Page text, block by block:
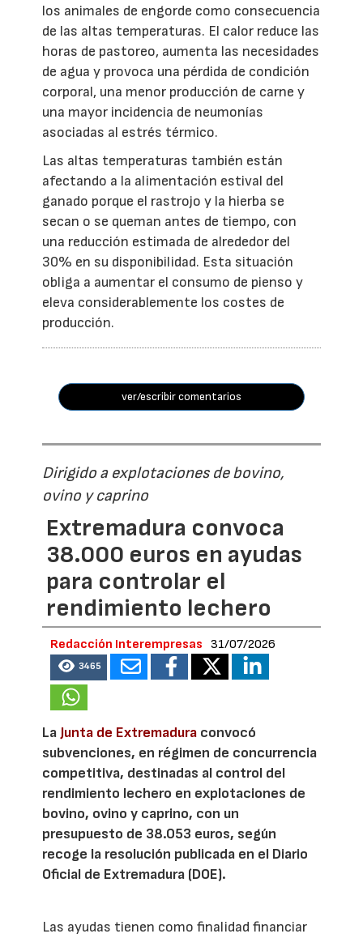
los animales de engorde como consecuencia
de las altas temperaturas. El calor reduce las
horas de pastoreo, aumenta las necesidades
de agua y provoca una pérdida de condición
corporal, una menor producción de carne y
una mayor incidencia de neumonías
asociadas al estrés térmico.
Las altas temperaturas también están
afectando a la alimentación estival del
ganado porque el rastrojo y la hierba se
secan o se queman antes de tiempo, con
una reducción estimada de alrededor del
30% en su disponibilidad. Esta situación
obliga a aumentar el consumo de pienso y
eleva considerablemente los costes de
producción.
ver/escribir comentarios
Dirigido a explotaciones de bovino,
ovino y caprino
Extremadura convoca
38.000 euros en ayudas
para controlar el
rendimiento lechero
Redacción Interempresas 31/07/2026
3465
LaJunta de Extremadura convocó
subvenciones, en régimen de concurrencia
competitiva, destinadas al control del
rendimiento lechero en explotaciones de
bovino, ovino y caprino, con un
presupuesto de 38.053 euros, según
recoge la resolución publicada en el Diario
Oficial de Extremadura (DOE).
Las ayudas tienen como finalidad financiar